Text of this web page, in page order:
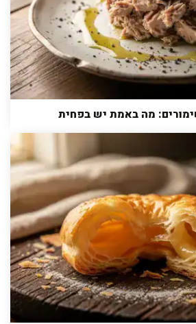
מה באמת יש בפחית